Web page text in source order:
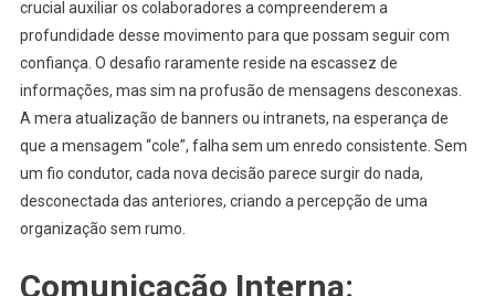
crucial auxiliar os colaboradores a compreenderem a
profundidade desse movimento para que possam seguir com
confiança. O desafio raramente reside na escassez de
informações, mas sim na profusão de mensagens desconexas.
A mera atualização de banners ou intranets, na esperança de
que a mensagem “cole”, falha sem um enredo consistente. Sem
um fio condutor, cada nova decisão parece surgir do nada,
desconectada das anteriores, criando a percepção de uma
organização sem rumo.
Comunicação Interna: